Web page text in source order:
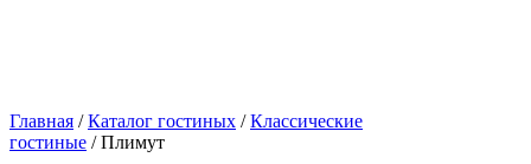
Главная /Каталог гостиных /Классические
гостиные / Плимут